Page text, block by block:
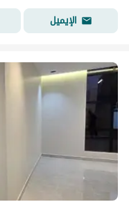
الإيميل